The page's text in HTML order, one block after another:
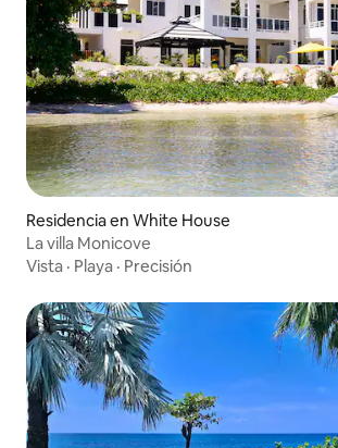
Residencia en White House
La villa Monicove
Vista · Playa · Precisión